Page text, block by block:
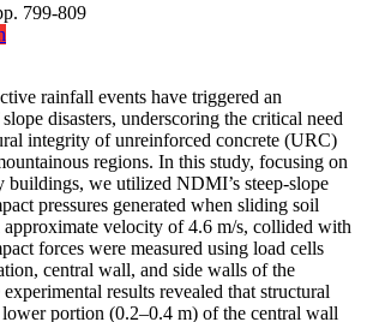
799-809
rainfall events have triggered an
disasters, underscoring the critical need
integrity of unreinforced concrete (URC)
regions. In this study, focusing on
buildings, we utilized NDMI’s steep-slope
pressures generated when sliding soil
approximate velocity of 4.6 m/s, collided with
forces were measured using load cells
central wall, and side walls of the
results revealed that structural
portion (0.2–0.4 m) of the central wall